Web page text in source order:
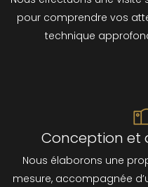
pour comprendre vos
technique
Conception et
Nous élaborons une
mesure, accompagnée